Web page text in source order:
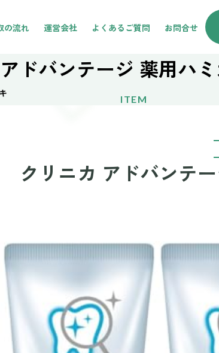
の流れ 運営会社 よくあるご質問 お問合せ
ドバンテージ 薬用ハ
ITEM
クリニカ アドバンテ